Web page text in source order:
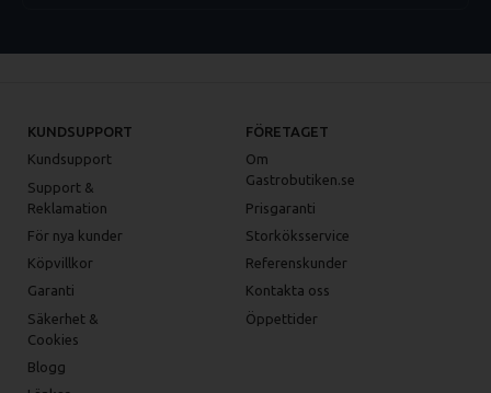
KUNDSUPPORT
Kundsupport
Support &
Reklamation
För nya kunder
Köpvillkor
Garanti
Säkerhet &
Cookies
Blogg
FÖRETAGET
Om
Gastrobutiken.se
Prisgaranti
Storköksservice
Referenskunder
Kontakta oss
Öppettider